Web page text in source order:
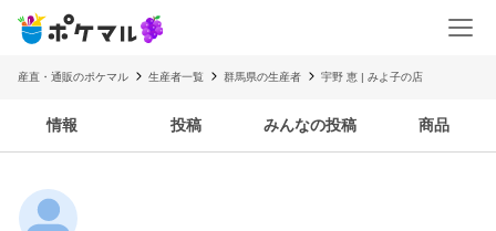
産直・通販のポケマル 生産者一覧 群馬県の生産者 宇野 恵 | みよ子の店
情報 投稿 みんなの投稿 商品